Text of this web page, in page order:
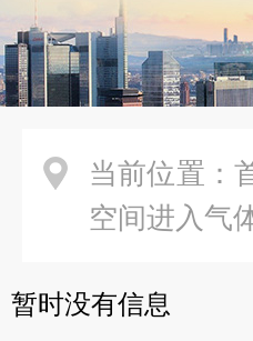
当前位置：
空间进入气
暂时没有信息